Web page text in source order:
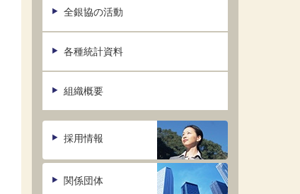
全銀協の活動
各種統計資料
組織概要
採用情報
関係団体